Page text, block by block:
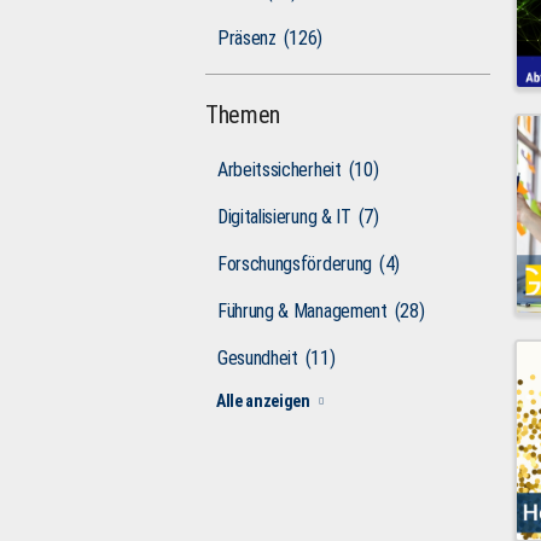
Präsenz (126)
Themen
Arbeitssicherheit (10)
Digitalisierung & IT (7)
Forschungsförderung (4)
Führung & Management (28)
Gesundheit (11)
Alle anzeigen